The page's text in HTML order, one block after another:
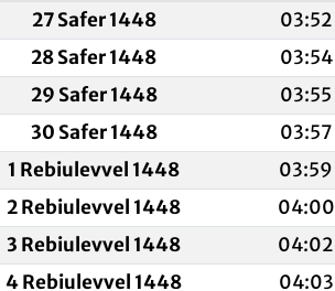
27 Safer 1448 03:52
28 Safer 1448 03:54
29 Safer 1448 03:55
30 Safer 1448 03:57
1 Rebiulevvel 1448 03:59
2 Rebiulevvel 1448 04:00
3 Rebiulevvel 1448 04:02
4 Rebiulevvel 1448 04:03